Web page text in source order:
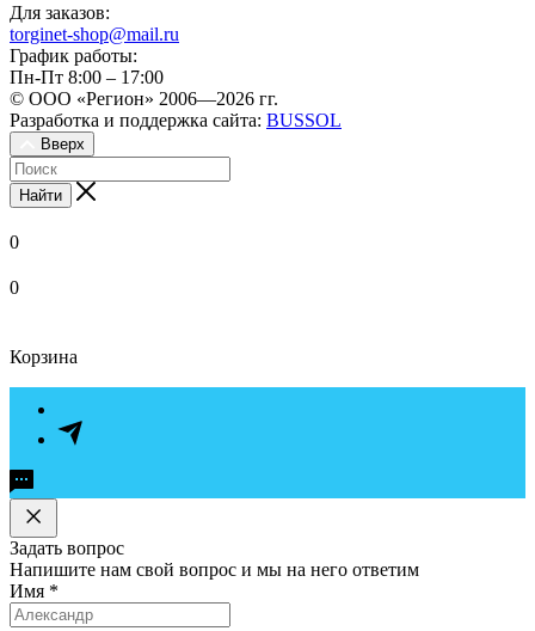
Для заказов:
torginet-shop@mail.ru
График работы:
Пн-Пт 8:00 – 17:00
© ООО «Регион» 2006—2026 гг.
Разработка и поддержка сайта: BUSSOL
Вверх
Найти
0
0
Корзина
Задать вопрос
Напишите нам свой вопрос и мы на него ответим
Имя *